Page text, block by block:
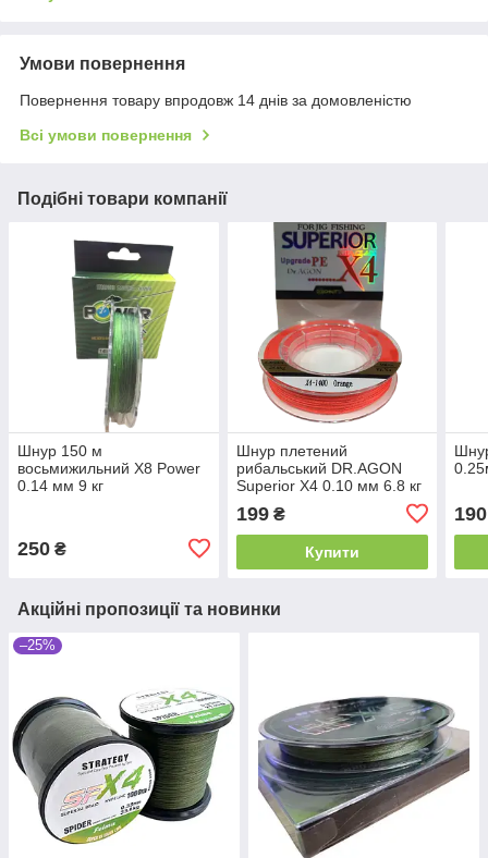
Умови повернення
Повернення товару впродовж 14 днів за домовленістю
Всі умови повернення
Подібні товари компанії
Шнур 150 м
восьмижильний X8 Power
0.14 мм 9 кг
250 ₴
Шнур плетений
рибальський DR.AGON
Superior X4 0.10 мм 6.8 кг
199₴
Купити
190
Акційні пропозиції та новинки
–25%